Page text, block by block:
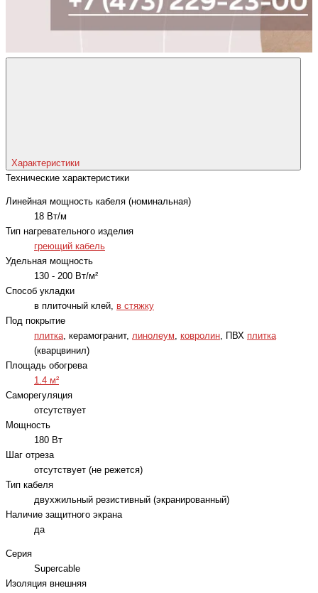
Характеристики
Технические характеристики
Линейная мощность кабеля (номинальная)
18 Вт/м
Тип нагревательного изделия
греющий кабель
Удельная мощность
130 - 200 Вт/м²
Способ укладки
в плиточный клей, в стяжку
Под покрытие
плитка, керамогранит, линолеум, ковролин, ПВХ плитка
(кварцвинил)
Площадь обогрева
1.4 м²
Саморегуляция
отсутствует
Мощность
180 Вт
Шаг отреза
отсутствует (не режется)
Тип кабеля
двухжильный резистивный (экранированный)
Наличие защитного экрана
да
Серия
Supercable
Изоляция внешняя